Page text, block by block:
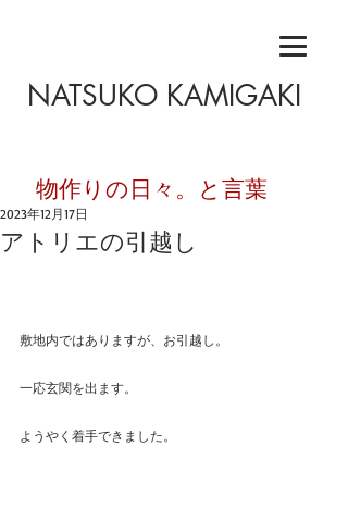
NATSUKO KAMIGAKI
​物作りの日々。と言葉
アトリエの引越し
2023年12月17日
敷地内ではありますが、お引越し。
一応玄関を出ます。
ようやく着手できました。